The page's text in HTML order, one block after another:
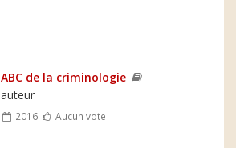
ABC de la criminologie
auteur
2016 Aucun vote